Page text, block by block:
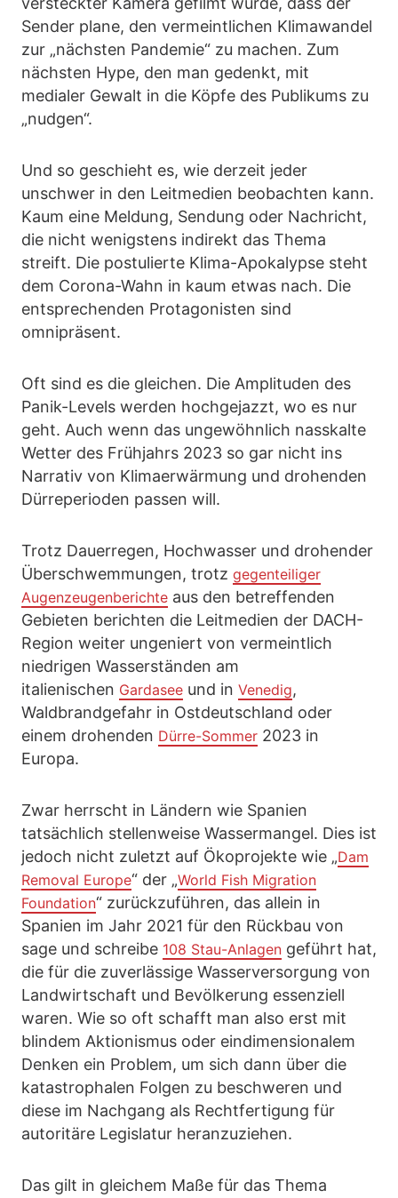
Sender plane, den vermeintlichen Klimawandel
zur „nächsten Pandemie“ zu machen. Zum
nächsten Hype, den man gedenkt, mit
medialer Gewalt in die Köpfe des Publikums zu
„nudgen“.
Und so geschieht es, wie derzeit jeder
unschwer in den Leitmedien beobachten kann.
Kaum eine Meldung, Sendung oder Nachricht,
die nicht wenigstens indirekt das Thema
streift. Die postulierte Klima-Apokalypse steht
dem Corona-Wahn in kaum etwas nach. Die
entsprechenden Protagonisten sind
omnipräsent.
Oft sind es die gleichen. Die Amplituden des
Panik-Levels werden hochgejazzt, wo es nur
geht. Auch wenn das ungewöhnlich nasskalte
Wetter des Frühjahrs 2023 so gar nicht ins
Narrativ von Klimaerwärmung und drohenden
Dürreperioden passen will.
Trotz Dauerregen, Hochwasser und drohender
Überschwemmungen, trotz gegenteiliger
Augenzeugenberichte aus den betreffenden
Gebieten berichten die Leitmedien der DACH-
Region weiter ungeniert von vermeintlich
niedrigen Wasserständen am
italienischen Gardasee und in Venedig,
Waldbrandgefahr in Ostdeutschland oder
einem drohenden Dürre-Sommer 2023 in
Europa.
Zwar herrscht in Ländern wie Spanien
tatsächlich stellenweise Wassermangel. Dies ist
jedoch nicht zuletzt auf Ökoprojekte wie „Dam
Removal Europe“ der „World Fish Migration
Foundation“ zurückzuführen, das allein in
Spanien im Jahr 2021 für den Rückbau von
sage und schreibe 108 Stau-Anlagen geführt hat,
die für die zuverlässige Wasserversorgung von
Landwirtschaft und Bevölkerung essenziell
waren. Wie so oft schafft man also erst mit
blindem Aktionismus oder eindimensionalem
Denken ein Problem, um sich dann über die
katastrophalen Folgen zu beschweren und
diese im Nachgang als Rechtfertigung für
autoritäre Legislatur heranzuziehen.
Das gilt in gleichem Maße für das Thema